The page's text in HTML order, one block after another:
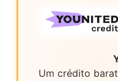
Um crédito